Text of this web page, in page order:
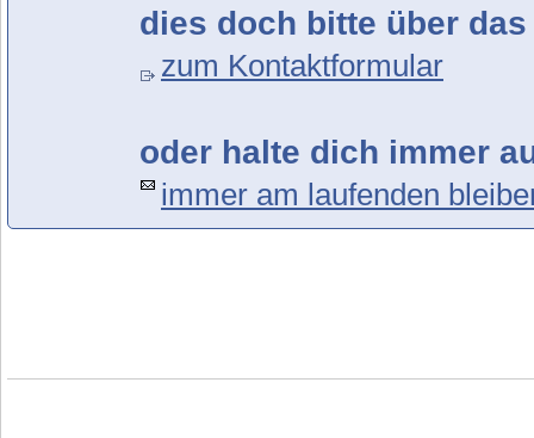
dies doch bitte über
zum Kontaktformular
oder halte dich immer
immer am laufenden